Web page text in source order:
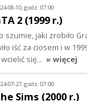
08-10, godz. 07:00
2 (1999 r.)
szumie, jaki zrobiło
iść za ciosem i w
się… » więcej
07-27, godz. 07:00
Sims (2000 r.)